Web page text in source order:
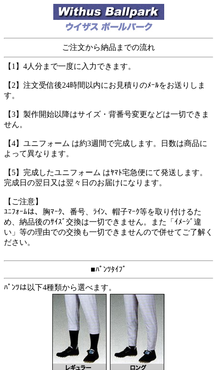
ご注文から納品までの流れ
【1】4人分まで一度に入力できます。
【2】注文受信後24時間以内にお見積りのﾒｰﾙをお送りしま
す。
【3】製作開始以降はサイズ・背番号変更などは一切できま
せん。
【4】ユニフォーム は約3週間で完成します。日数は商品に
よって異なります。
【5】完成したユニフォーム はﾔﾏﾄ宅急便にて発送します。
完成日の翌日又は翌々日のお届けになります。
【ご注意】
ﾕﾆﾌｫｰﾑは、胸ﾏｰｸ、番号、ﾗｲﾝ、帽子ﾏｰｸ等を取り付けるた
め、納品後のｻｲｽﾞ交換は一切できません。また「ｲﾒｰｼﾞ違
い」等の理由での交換も一切できませんので併せてご了解く
ださい。
■ﾊﾟﾝﾂﾀｲﾌﾟ
ﾊﾟﾝﾂは以下4種類から選べます。